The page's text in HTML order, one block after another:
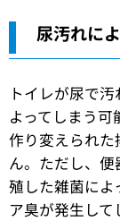
尿汚れに
トイレが尿で
よってしまう
作り変えられ
ん。ただし、
殖した雑菌によ
ア臭が発生して